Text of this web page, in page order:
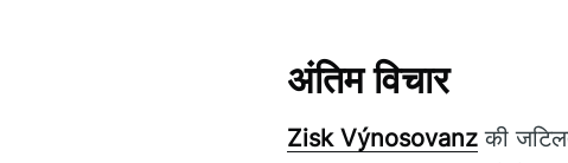
अंतिम विचार
Zisk Výnosovanz की